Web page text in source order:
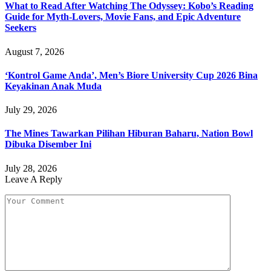
What to Read After Watching The Odyssey: Kobo’s Reading
Guide for Myth-Lovers, Movie Fans, and Epic Adventure
Seekers
August 7, 2026
‘Kontrol Game Anda’, Men’s Biore University Cup 2026 Bina
Keyakinan Anak Muda
July 29, 2026
The Mines Tawarkan Pilihan Hiburan Baharu, Nation Bowl
Dibuka Disember Ini
July 28, 2026
Leave A Reply